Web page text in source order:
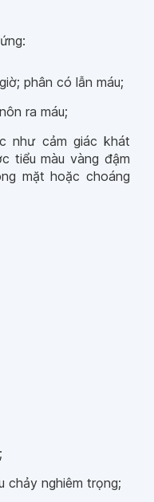
phân có lẫn máu;
ra máu;
như cảm giác khát
tiểu màu vàng đậm
mặt hoặc choáng
chảy nghiêm trọng;